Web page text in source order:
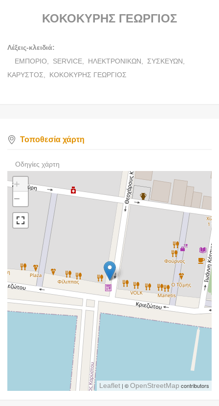
ΚΟΚΟΚΥΡΗΣ ΓΕΩΡΓΙΟΣ
Λέξεις-κλειδιά:
ΕΜΠΟΡΙΟ,
SERVICE, ΗΛΕΚΤΡΟΝΙΚΩΝ,
ΣΥΣΚΕΥΩΝ,
ΚΑΡΥΣΤΟΣ,
ΚΟΚΟΚΥΡΗΣ ΓΕΩΡΓΙΟΣ
Τοποθεσία χάρτη
Οδηγίες χάρτη
+
−
Leaflet | ©OpenStreetMap contributors